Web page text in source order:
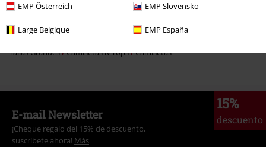
EMP Österreich EMP Slovensko
Large Belgique EMP España
Estilos Emo Ropa
Estilos Ropa negra Camisetas negras
Tallas Grandes Camisetas & Tops Camisetas
15%
descuento
E-mail Newsletter
¡Cheque regalo del 15% de descuento,
suscríbete ahora! Más